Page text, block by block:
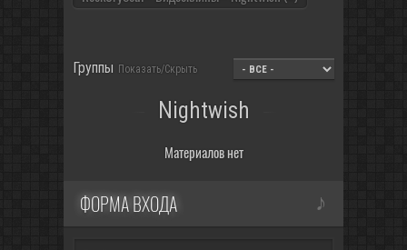
Группы Показать/Скрыть
Nightwish
Материалов нет
ФОРМА ВХОДА